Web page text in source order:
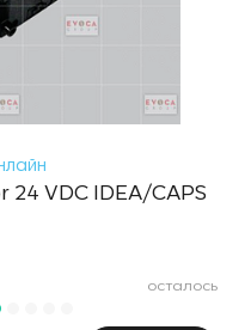
VDC IDEA/CAPS
осталось